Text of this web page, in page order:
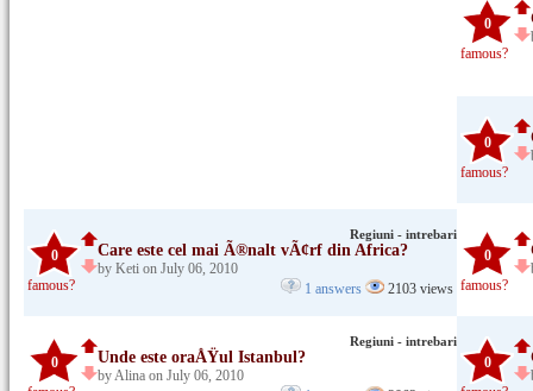
0
famous?
0
famous?
0
famous?
Regiuni - intrebari
Care este cel mai Ã®nalt vÃ¢rf din Africa?
by Keti on July 06, 2010
1 answers
2103 views
0
famous?
0
Regiuni - intrebari
Unde este oraÅŸul Istanbul?
by Alina on July 06, 2010
0